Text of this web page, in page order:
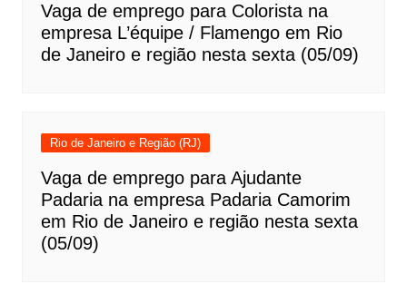
Vaga de emprego para Colorista na
empresa L’équipe / Flamengo em Rio
de Janeiro e região nesta sexta (05/09)
Rio de Janeiro e Região (RJ)
Vaga de emprego para Ajudante
Padaria na empresa Padaria Camorim
em Rio de Janeiro e região nesta sexta
(05/09)